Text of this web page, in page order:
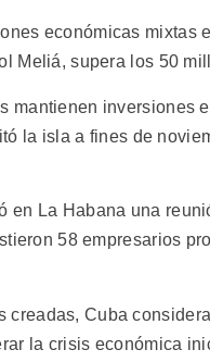
económicas mixtas
Meliá, supera los 50
mantienen inversiones
la isla a fines de
en La Habana una
58 empresarios
creadas, Cuba
la crisis económica